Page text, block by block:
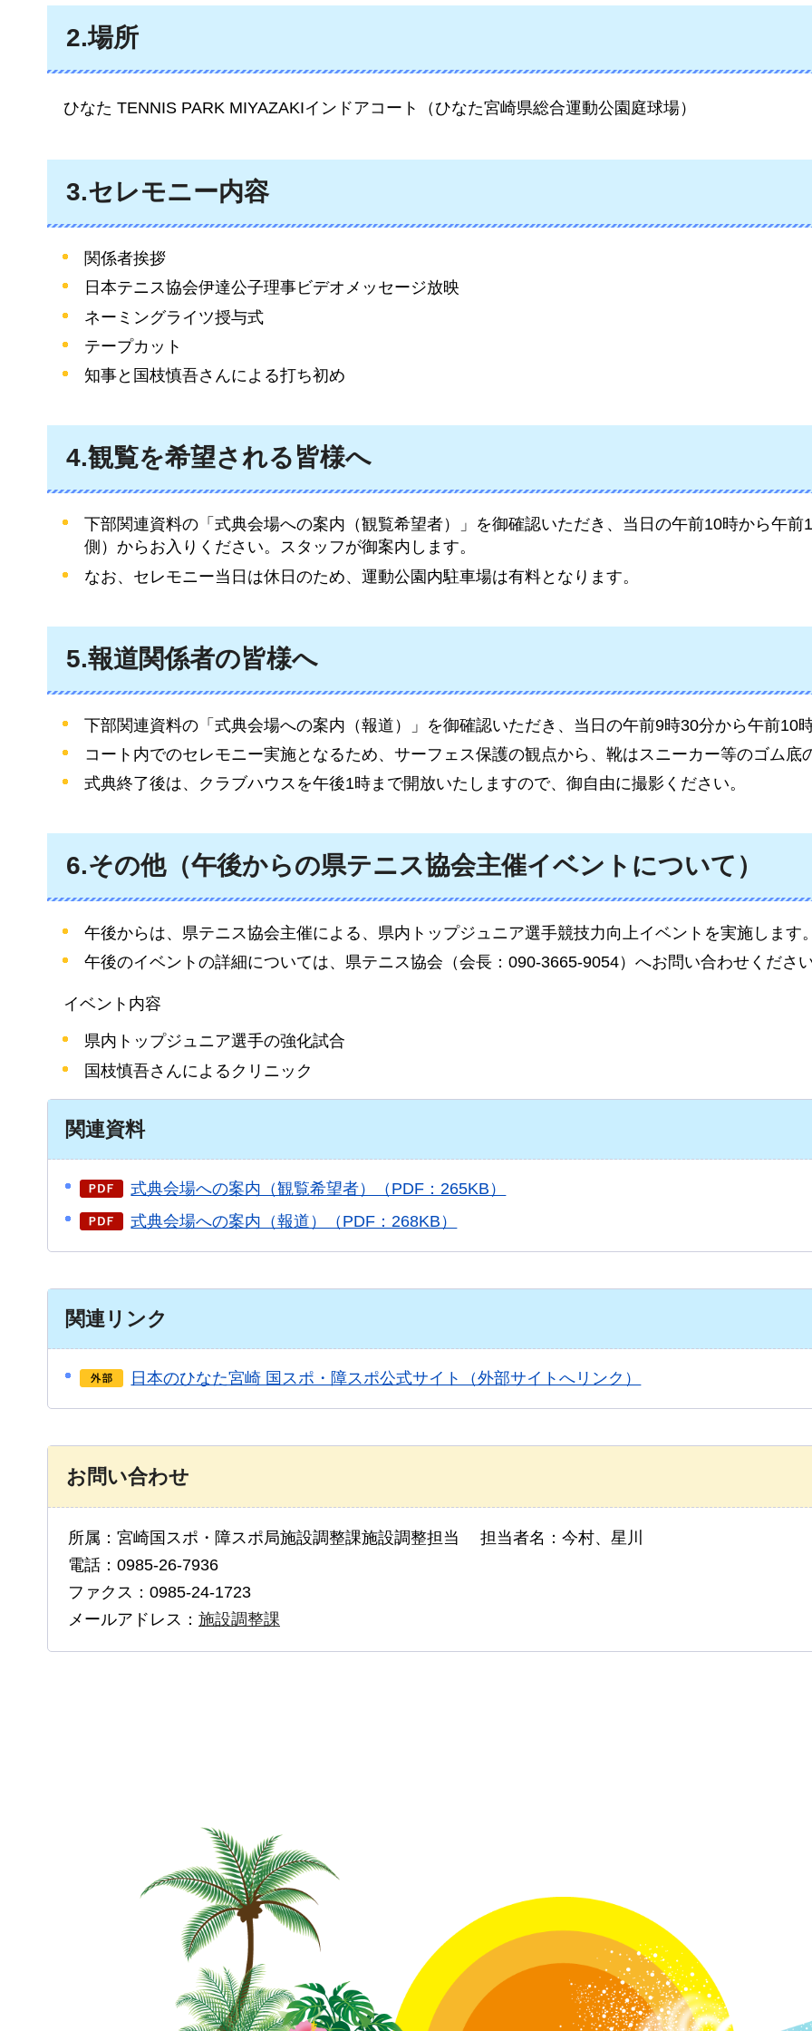
2.場所
ひなた TENNIS PARK MIYAZAKIインドアコート （ひなた宮崎県総合運動公園庭球場）
3.セレモニー内容
関係者挨拶
日本テニス協会伊達公子理事ビデオメッセージ放映
ネーミングライツ授与式
テープカット
知事と国枝慎吾さんによる打ち初め
4.観覧を希望される皆様へ
下部関連資料の「式典会場への案内（観覧希望者）」を御確認いただき、当日の午前10時から午
側）からお入りください。スタッフが御案内します。
なお、セレモニー当日は休日のため、運動公園内駐車場は有料となります。
5.報道関係者の皆様へ
下部関連資料の「式典会場への案内（報道）」を御確認いただき、当日の午前9時30分から午前10
コート内でのセレモニー実施となるため、サーフェス保護の観点から、靴はスニーカー等のゴム底
式典終了後は、クラブハウスを午後1時まで開放いたしますので、御自由に撮影ください。
6.その他（午後からの県テニス協会主催イベントについて）
午後からは、県テニス協会主催による、県内トップジュニア選手競技力向上イベントを実施します
午後のイベントの詳細については、県テニス協会（会長：090-3665-9054）へお問い合わせくださ
イベント内容
県内トップジュニア選手の強化試合
国枝慎吾さんによるクリニック
関連資料
式典会場への案内（観覧希望者）（PDF：265KB）
式典会場への案内（報道）（PDF：268KB）
関連リンク
日本のひなた宮崎 国スポ・障スポ公式サイト（外部サイトへリンク）
お問い合わせ
所属：宮崎国スポ・障スポ局施設調整課施設調整担当 担当者名：今村、星川
電話：0985-26-7936
ファクス：0985-24-1723
メールアドレス： 施設調整課